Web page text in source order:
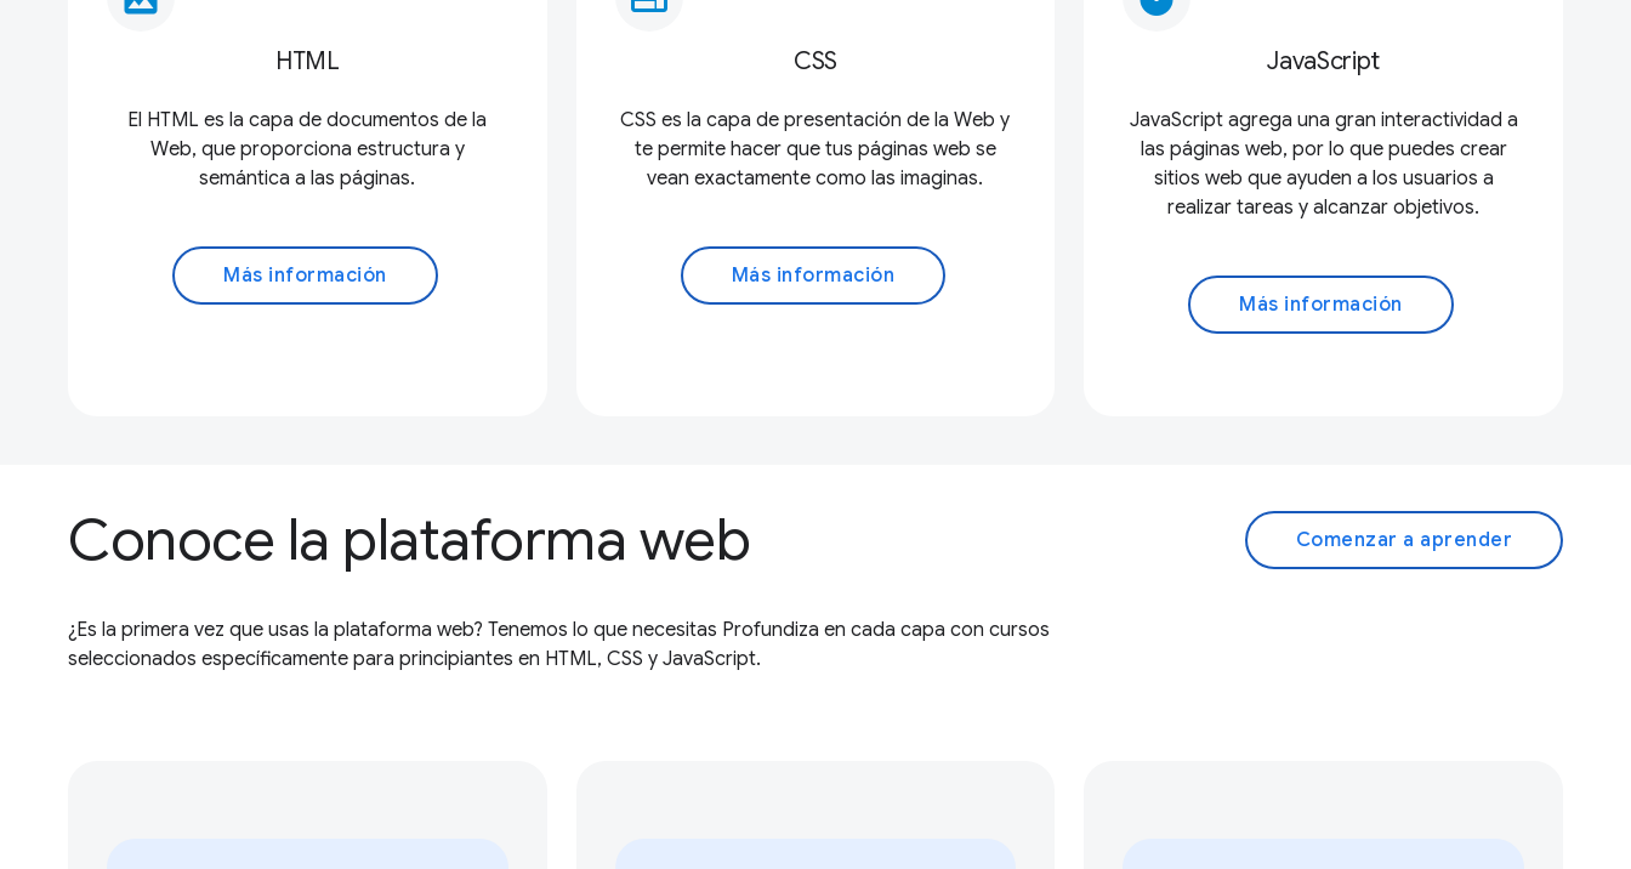
HTML
El HTML es la capa de documentos de la
Web, que proporciona estructura y
semántica a las páginas.
Más información
CSS
CSS es la capa de presentación de la Web y
te permite hacer que tus páginas web se
vean exactamente como las imaginas.
Más información
JavaScript
JavaScript agrega una gran interactividad a
las páginas web, por lo que puedes crear
sitios web que ayuden a los usuarios a
realizar tareas y alcanzar objetivos.
Más información
Conoce la plataforma web Comenzar a aprender
¿Es la primera vez que usas la plataforma web? Tenemos lo que necesitas Profundiza en cada capa con cursos
seleccionados específicamente para principiantes en HTML, CSS y JavaScript.